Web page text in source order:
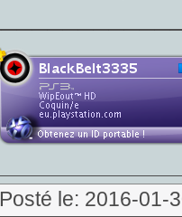
Posté le: 2016-01-